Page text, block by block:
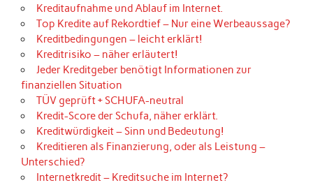
Kreditaufnahme und Ablauf im Internet.
Top Kredite auf Rekordtief – Nur eine Werbeaussage?
Kreditbedingungen – leicht erklärt!
Kreditrisiko – näher erläutert!
Jeder Kreditgeber benötigt Informationen zur
finanziellen Situation
TÜV geprüft + SCHUFA-neutral
Kredit-Score der Schufa, näher erklärt.
Kreditwürdigkeit – Sinn und Bedeutung!
Kreditieren als Finanzierung, oder als Leistung –
Unterschied?
Internetkredit – Kreditsuche im Internet?